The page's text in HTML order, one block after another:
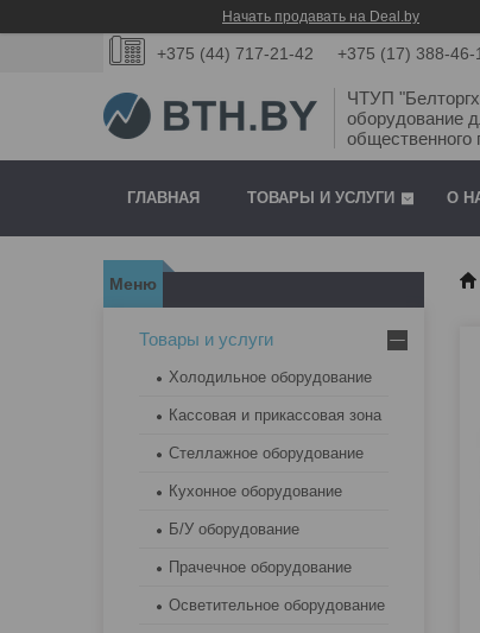
Начать продавать на Deal.by
+375 (44) 717-21-42 +375 (17) 388-46-
ЧТУП
оборудование
общественного
ГЛАВНАЯ ТОВАРЫ И УСЛУГИ О
Товары и услуги
Холодильное оборудование
Кассовая и прикассовая зона
Стеллажное оборудование
Кухонное оборудование
Б/У оборудование
Прачечное оборудование
Осветительное оборудование